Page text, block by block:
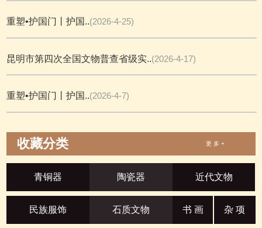
重塑•护国门丨护国..(2026-4-25)
昆明市第四次全国文物普查省级实..(2026-4-17)
重塑•护国门丨护国..(2026-4-7)
收藏分类 更 多 +
青铜器 陶瓷器 近代文物
民族服饰 石质文物 书 画 杂 项